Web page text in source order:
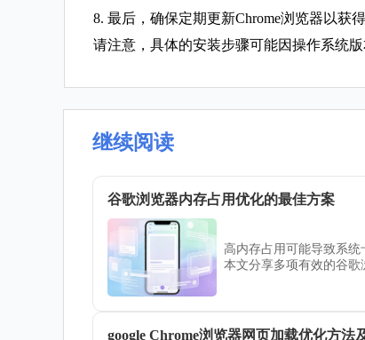
8. 最后，确保定期更新Chrome浏览器以获
请注意，具体的安装步骤可能因操作系统
继续阅读
谷歌浏览器内存占用优化的最佳方案
高内存占用可能导致系统
本文分享多项有效的谷歌
google Chrome浏览器网页加载优化方法